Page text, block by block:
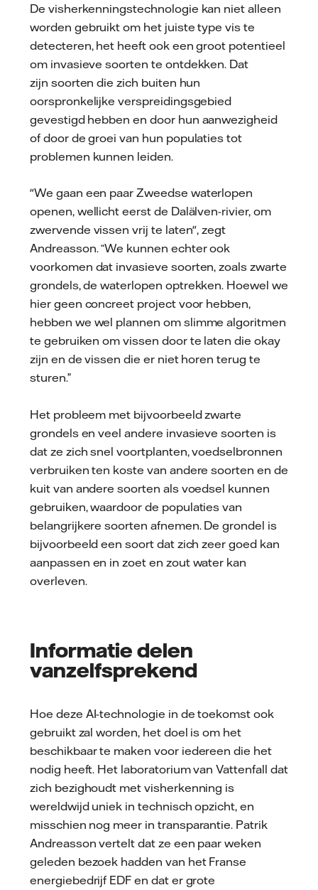
De visherkenningstechnologie kan niet alleen
worden gebruikt om het juiste type vis te
detecteren, het heeft ook een groot potentieel
om invasieve soorten te ontdekken. Dat
zijn soorten die zich buiten hun
oorspronkelijke verspreidingsgebied
gevestigd hebben en door hun aanwezigheid
of door de groei van hun populaties tot
problemen kunnen leiden.
"We gaan een paar Zweedse waterlopen
openen, wellicht eerst de Dalälven-rivier, om
zwervende vissen vrij te laten", zegt
Andreasson. “We kunnen echter ook
voorkomen dat invasieve soorten, zoals zwarte
grondels, de waterlopen optrekken. Hoewel we
hier geen concreet project voor hebben,
hebben we wel plannen om slimme algoritmen
te gebruiken om vissen door te laten die okay
zijn en de vissen die er niet horen terug te
sturen.”
Het probleem met bijvoorbeeld zwarte
grondels en veel andere invasieve soorten is
dat ze zich snel voortplanten, voedselbronnen
verbruiken ten koste van andere soorten en de
kuit van andere soorten als voedsel kunnen
gebruiken, waardoor de populaties van
belangrijkere soorten afnemen. De grondel is
bijvoorbeeld een soort dat zich zeer goed kan
aanpassen en in zoet en zout water kan
overleven.
Informatie delen
vanzelfsprekend
Hoe deze AI-technologie in de toekomst ook
gebruikt zal worden, het doel is om het
beschikbaar te maken voor iedereen die het
nodig heeft. Het laboratorium van Vattenfall dat
zich bezighoudt met visherkenning is
wereldwijd uniek in technisch opzicht, en
misschien nog meer in transparantie. Patrik
Andreasson vertelt dat ze een paar weken
geleden bezoek hadden van het Franse
energiebedrijf EDF en dat er grote